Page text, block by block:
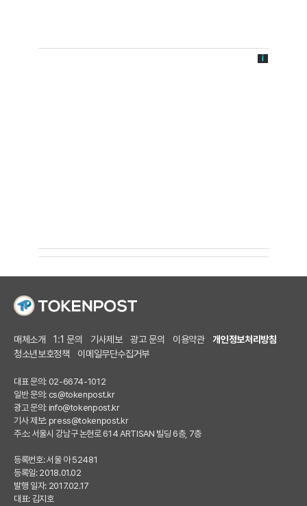
매체소개 1:1 문의 기사제보 광고 문의 이용약관
개인정보처리방침
청소년보호정책
이메일무단수집거부
대표 문의: 02-6674-1012
일반 문의: cs@tokenpost.kr
광고 문의: info@tokenpost.kr
기사 제보: press@tokenpost.kr
주소: 서울시 강남구 논현로 614 ARTISAN 빌딩 6층, 7층
등록번호: 서울 아 52481
등록일: 2018.01.02
발행 일자: 2017.02.17
대표: 김지호